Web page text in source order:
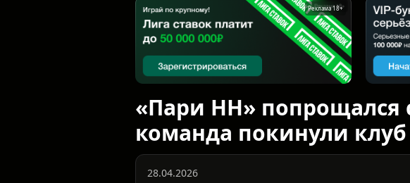
Реклама 18+
«Пари НН» попрощался
команда покинули клуб
28.04.2026